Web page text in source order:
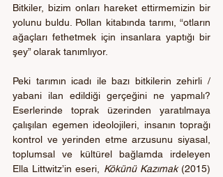
Bitkiler, bizim onları hareket ettirmemizin bir
yolunu buldu. Pollan kitabında tarımı, “otların
ağaçları fethetmek için insanlara yaptığı bir
şey” olarak tanımlıyor.
Peki tarımın icadı ile bazı bitkilerin zehirli /
yabani ilan edildiği gerçeğini ne yapmalı?
Eserlerinde toprak üzerinden yaratılmaya
çalışılan egemen ideolojileri, insanın toprağı
kontrol ve yerinden etme arzusunu siyasal,
toplumsal ve kültürel bağlamda irdeleyen
Ella Littwitz’in eseri, Kökünü Kazımak